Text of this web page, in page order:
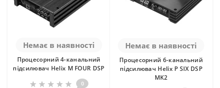
Немає в наявності
Процесорний 4-канальний
підсилювач Helix M FOUR DSP
0
Немає в наявності
Процесорний 6-канальний
підсилювач Helix P SIX DSP
MK2